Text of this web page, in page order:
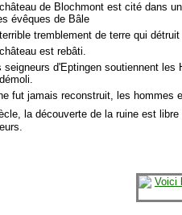
de Blochmont est cité dans
évêques de Bâle
tremblement de terre qui
est rebâti.
seigneurs d'Eptingen soutiennent
fut jamais reconstruit, les hommes
la découverte de la ruine est